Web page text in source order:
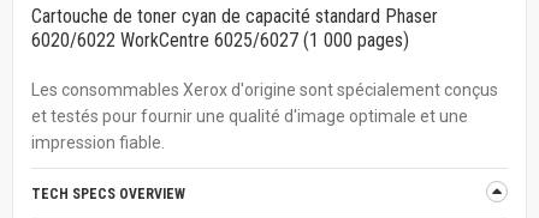
Cartouche de toner cyan de capacité standard Phaser
6020/6022 WorkCentre 6025/6027 (1 000 pages)
Les consommables Xerox d'origine sont spécialement conçus
et testés pour fournir une qualité d'image optimale et une
impression fiable.
TECH SPECS OVERVIEW